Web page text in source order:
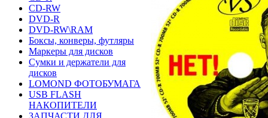
CD-RW
DVD-R
DVD-RW\RAM
Боксы, конверы, футляры
Маркеры для дисков
Сумки и держатели для
дисков
LOMOND ФОТОБУМАГА
USB FLASH
НАКОПИТЕЛИ
ЗАПЧАСТИ ДЛЯ